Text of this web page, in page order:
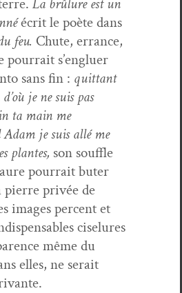
La brûlure est un
écrit le poète dans
feu. Chute, errance,
pour­rait s’engluer
sans fin : quit­tant
je ne suis pas
ta main me
je suis allé me
plantes, son souf­fle
pour­rait buter
pierre privée de
images per­cent et
ciselures
même du
elles, ne serait